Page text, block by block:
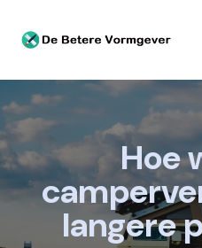
Ga
inhoud
Hoe
langere